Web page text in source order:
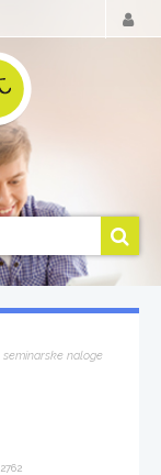
seminarske naloge